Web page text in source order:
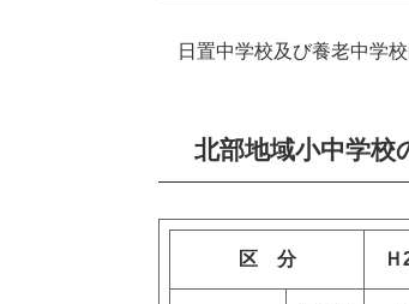
日置中学校及び養老中学校
北部地域小中学校
区 分 Ｈ